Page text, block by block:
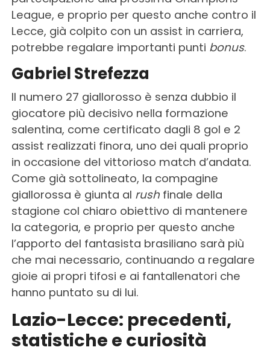
League, e proprio per questo anche contro il
Lecce, già colpito con un assist in carriera,
potrebbe regalare importanti punti bonus.
Gabriel Strefezza
Il numero 27 giallorosso è senza dubbio il
giocatore più decisivo nella formazione
salentina, come certificato dagli 8 gol e 2
assist realizzati finora, uno dei quali proprio
in occasione del vittorioso match d’andata.
Come già sottolineato, la compagine
giallorossa è giunta al rushfinale della
stagione col chiaro obiettivo di mantenere
la categoria, e proprio per questo anche
l’apporto del fantasista brasiliano sarà più
che mai necessario, continuando a regalare
gioie ai propri tifosi e ai fantallenatori che
hanno puntato su di lui.
Lazio-Lecce: precedenti,
statistiche e curiosità